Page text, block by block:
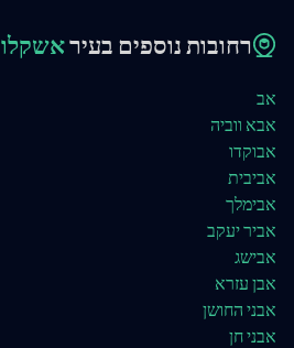
רחובות נוספים בעיר
אב
אבא ווביה
אבוקדו
אביבית
אבימלך
אביר יעקב
אבישג
אבן עזרא
אבני החושן
אבני חן